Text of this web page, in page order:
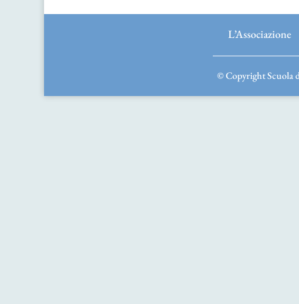
L’Associazione
© Copyright Scuola